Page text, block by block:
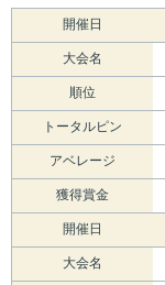
開催日
大会名
順位
トータルピン
アベレージ
獲得賞金
開催日
大会名